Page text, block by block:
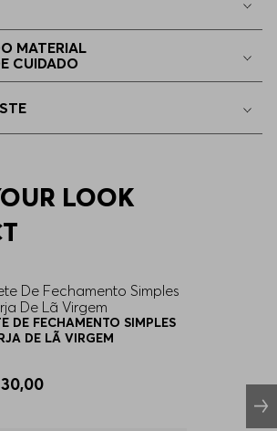
Disponível
Disponível
Apenas
MATERIAL
CUIDADO
LOOK
DE FECHAMENTO SIMPLES
DE LÃ VIRGEM